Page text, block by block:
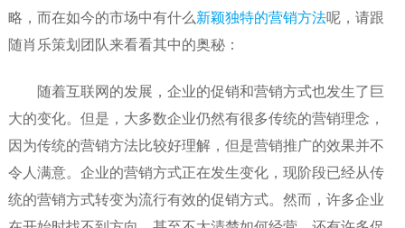
略，而在如今的市场中有什么新颖独特的营销方法呢，请跟
随肖乐策划团队来看看其中的奥秘：
随着互联网的发展，企业的促销和营销方式也发生了巨
大的变化。但是，大多数企业仍然有很多传统的营销理念，
因为传统的营销方法比较好理解，但是营销推广的效果并不
令人满意。企业的营销方式正在发生变化，现阶段已经从传
统的营销方式转变为流行有效的促销方式。然而，许多企业